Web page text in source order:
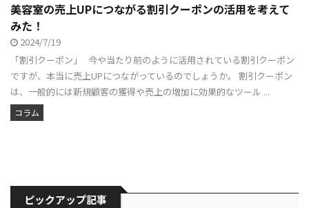
美容室の売上UPにつながる割引クーポンの活用を考えて
みた！
2024/7/19
「割引クーポン」 今や当たり前のように活用されている割引クーポン
ですが、本当に売上UPにつながっているのでしょうか。 割引クーポン
は、一般的には新規顧客の獲得や売上の増加に効果的なツール ...
コラム
ピックアップ記事